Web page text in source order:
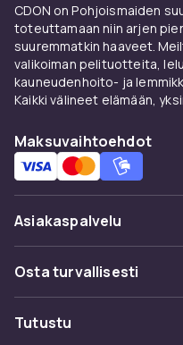
CDON on Pohjoismaiden
toteuttamaan niin arjen
suuremmatkin haaveet.
valikoiman pelituotteita,
kauneudenhoito- ja
Kaikki välineet elämään,
Maksuvaihtoehdot
Asiakaspalvelu
Usein kysyttyä (UKK)
Seuraa pakettia
Osta turvallisesti
Maksuvaihtoehdot
Tutustu